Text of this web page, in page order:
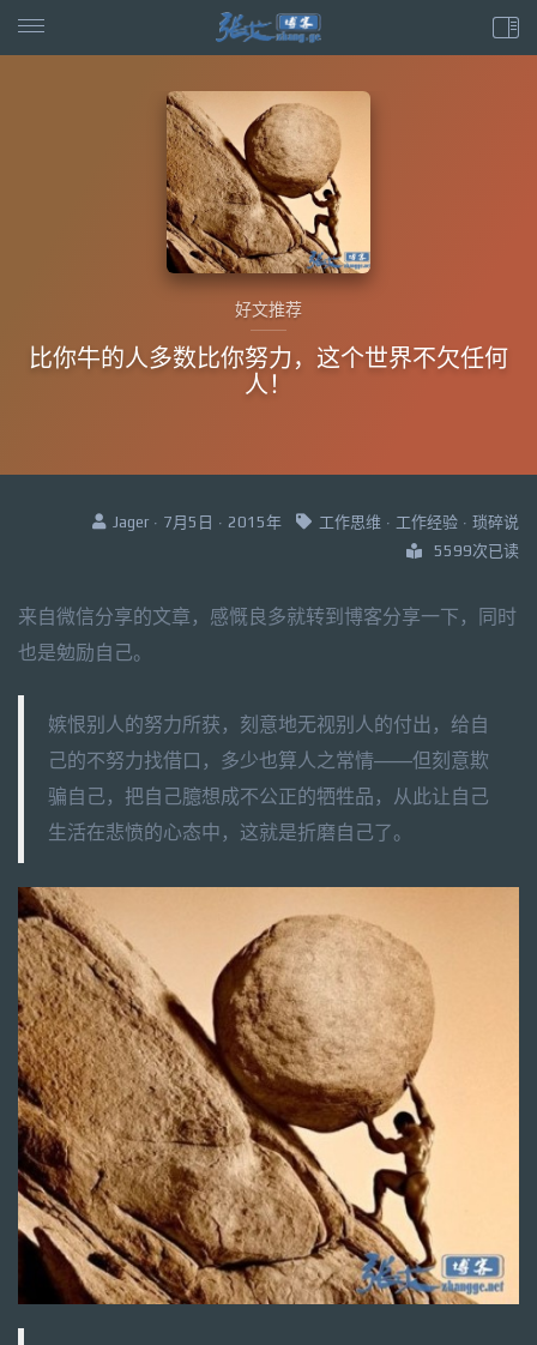
好文推荐
比你牛的人多数比你努力，这个世界不欠任何
人！
Jager · 7月5日 · 2015年 工作思维 · 工作经验 · 琐碎说
5599次已读
来自微信分享的文章，感慨良多就转到博客分享一下，同时
也是勉励自己。
嫉恨别人的努力所获，刻意地无视别人的付出，给自
己的不努力找借口，多少也算人之常情——但刻意欺
骗自己，把自己臆想成不公正的牺牲品，从此让自己
生活在悲愤的心态中，这就是折磨自己了。